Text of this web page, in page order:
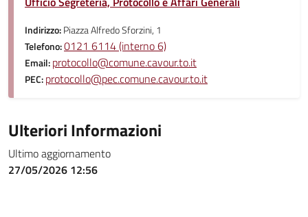
Indirizzo:Piazza Alfredo Sforzini, 1
Telefono:0121 6114 (interno 6)
Email:protocollo@comune.cavour.to.it
PEC:protocollo@pec.comune.cavour.to.it
Ulteriori Informazioni
Ultimo aggiornamento
27/05/2026 12:56